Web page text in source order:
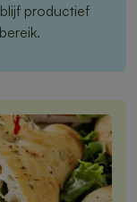
productief